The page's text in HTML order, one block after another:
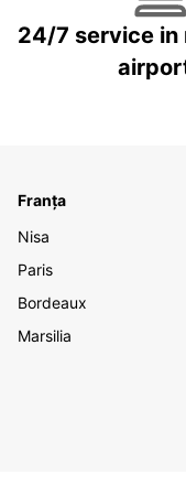
24/7 service in
Franța
Nisa
Paris
Bordeaux
Marsilia